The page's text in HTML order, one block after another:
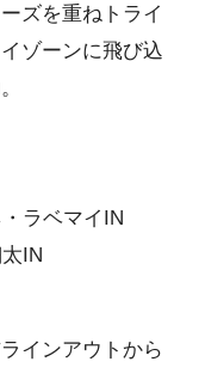
ズを重ねトライ
ゾーンに飛び込
ラベマイIN
IN
インアウトから